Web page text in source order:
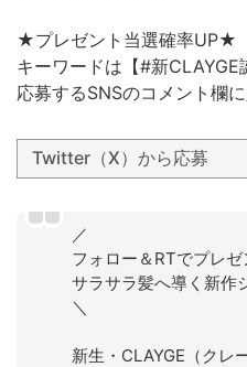
★プレゼント当選確率UP★
キーワードは【#新CLAYGE
応募するSNSのコメント欄
Twitter（X）から応募
／
フォロー＆RTでプレゼ
サラサラ髪へ導く新作
＼
新生・CLAYGE（クレ